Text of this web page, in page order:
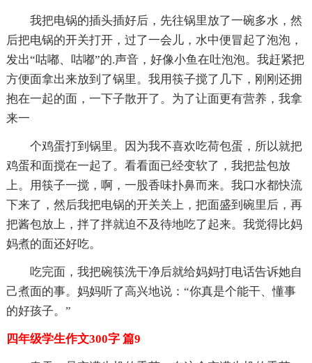
我把电锅的插头插好后，先往锅里放了一碗多水，然
后把电锅的开关打开，过了一会儿，水中便冒起了泡泡，
发出“咕嘟、咕嘟”的.声音，好像小鱼在吐泡泡。我赶紧把
方便面拿出来放到了锅里。我用筷子搅了几下，刚刚还拥
抱在一起的面，一下子散开了。为了让面更有营养，我拿
来一
个鸡蛋打到锅里。因为我不喜欢吃荷包蛋，所以就把
鸡蛋和面搅在一起了。看看面已经变软了，我把盐包放
上。用筷子一搅，啊，一股香味扑鼻而来。我口水都快流
下来了，然后我把电锅的开关关上，把面盛到碗里后，再
把酱包放上，拌了拌就迫不及待地吃了起来。我觉得比妈
妈煮的面还好吃。
吃完面，我把碗筷洗干净后就给妈妈打电话告诉她自
己煮面的事。妈妈听了高兴地说：“你真是个能干、懂事
的好孩子。”
四年级学生作文300字 篇9